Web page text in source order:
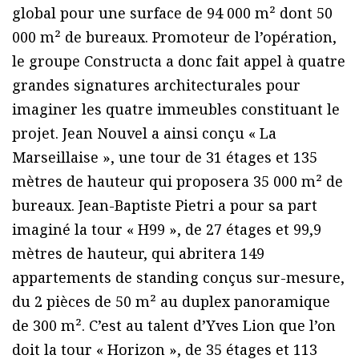
global pour une surface de 94 000 m² dont 50
000 m² de bureaux. Promoteur de l’opération,
le groupe Constructa a donc fait appel à quatre
grandes signatures architecturales pour
imaginer les quatre immeubles constituant le
projet. Jean Nouvel a ainsi conçu « La
Marseillaise », une tour de 31 étages et 135
mètres de hauteur qui proposera 35 000 m² de
bureaux. Jean-Baptiste Pietri a pour sa part
imaginé la tour « H99 », de 27 étages et 99,9
mètres de hauteur, qui abritera 149
appartements de standing conçus sur-mesure,
du 2 pièces de 50 m² au duplex panoramique
de 300 m². C’est au talent d’Yves Lion que l’on
doit la tour « Horizon », de 35 étages et 113